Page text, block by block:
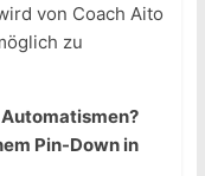
von Coach Aito
zu
Pin-Down in